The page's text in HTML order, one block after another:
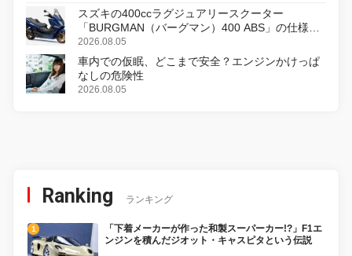
スズキの400ccラグジュアリースクーター
「BURGMAN（バーグマン）400 ABS」の仕様を
変更し、8月18日に発売
2026.08.05
車内での仮眠、どこまで安全？エンジンかけっぱ
なしの危険性
2026.08.05
Ranking ランキング
「下着メーカーが作った和製スーパーカー!?」F1エ
ンジンを積んだジオット・キャスピタという伝説